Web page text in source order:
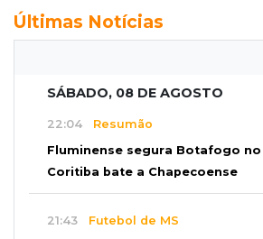
Últimas Notícias
SÁBADO, 08 DE AGOSTO
22:04 Resumão
Fluminense segura Botafogo
Coritiba bate a Chapecoense
21:43 Futebol de MS